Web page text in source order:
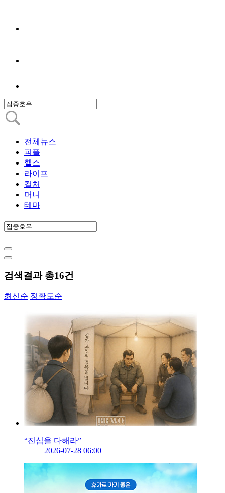
전체뉴스
피플
헬스
라이프
컬처
머니
테마
검색결과 총16건
최신순 정확도순
“진심을 다해라”
2026-07-28 06:00